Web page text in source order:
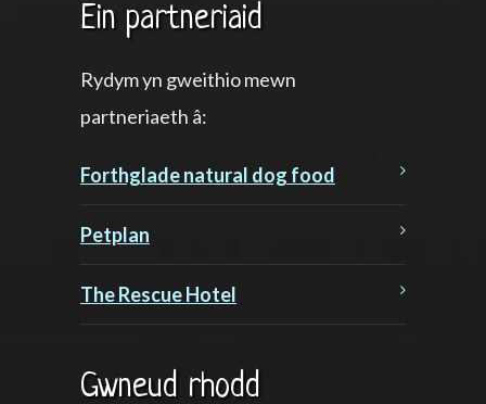
Ein partneriaid
Rydym yn gweithio mewn
partneriaeth â:
Forthglade natural dog food
Petplan
The Rescue Hotel
Gwneud rhodd